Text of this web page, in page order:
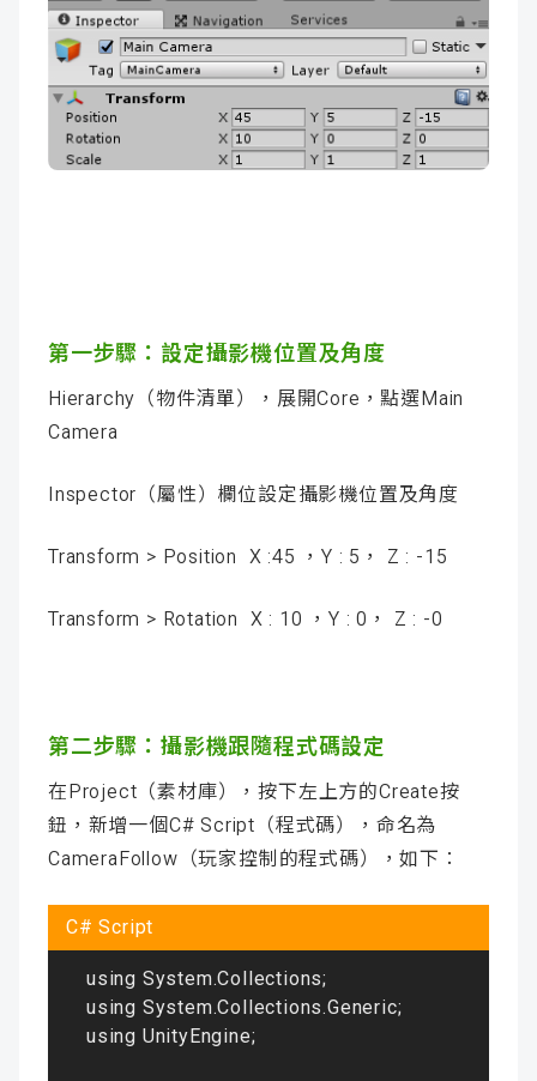
第一步驟： 設定攝影機位置及角度
Hierarchy（物件清單），展開Core，點選Main
Camera
Inspector（屬性）欄位設定攝影機位置及角度
Transform > Position X :45 ，Y : 5， Z : -15
Transform > Rotation X : 10 ，Y : 0， Z : -0
第二步驟：攝影機跟隨程式碼設定
在Project（素材庫），按下左上方的Create按
鈕，新增一個C# Script（程式碼），命名為
CameraFollow（玩家控制的程式碼），如下：
using System.Collections;
using System.Collections.Generic;
using UnityEngine;